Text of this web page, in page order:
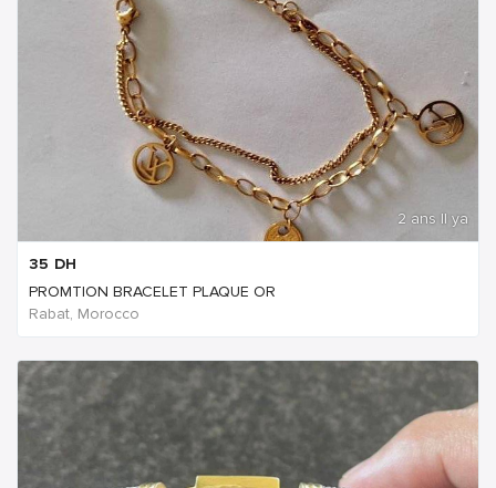
2 ans Il ya
35 DH
PROMTION BRACELET PLAQUE OR
Rabat, Morocco